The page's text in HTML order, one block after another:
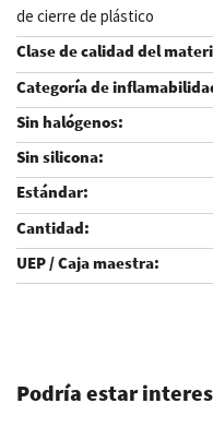
de cierre de plástico
Podría estar